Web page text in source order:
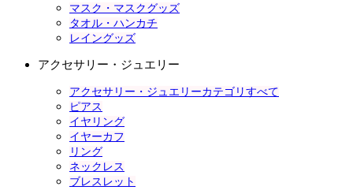
マスク・マスクグッズ
タオル・ハンカチ
レイングッズ
アクセサリー・ジュエリー
アクセサリー・ジュエリーカテゴリすべて
ピアス
イヤリング
イヤーカフ
リング
ネックレス
ブレスレット